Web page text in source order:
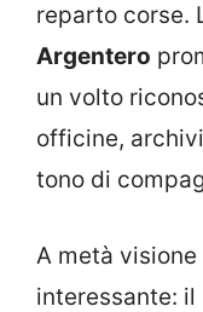
reparto corse.
Argentero
un volto
officine,
tono di
A metà
interessante: il